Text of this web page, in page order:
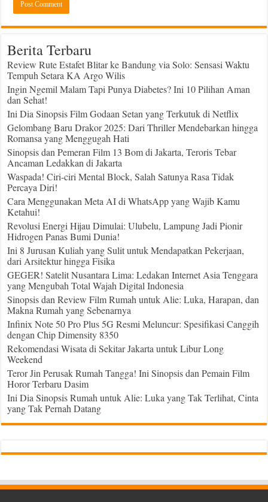
Berita Terbaru
Review Rute Estafet Blitar ke Bandung via Solo: Sensasi Waktu
Tempuh Setara KA Argo Wilis
Ingin Ngemil Malam Tapi Punya Diabetes? Ini 10 Pilihan Aman
dan Sehat!
Ini Dia Sinopsis Film Godaan Setan yang Terkutuk di Netflix
Gelombang Baru Drakor 2025: Dari Thriller Mendebarkan hingga
Romansa yang Menggugah Hati
Sinopsis dan Pemeran Film 13 Bom di Jakarta, Teroris Tebar
Ancaman Ledakkan di Jakarta
Waspada! Ciri-ciri Mental Block, Salah Satunya Rasa Tidak
Percaya Diri!
Cara Menggunakan Meta AI di WhatsApp yang Wajib Kamu
Ketahui!
Revolusi Energi Hijau Dimulai: Ulubelu, Lampung Jadi Pionir
Hidrogen Panas Bumi Dunia!
Ini 8 Jurusan Kuliah yang Sulit untuk Mendapatkan Pekerjaan,
dari Arsitektur hingga Fisika
GEGER! Satelit Nusantara Lima: Ledakan Internet Asia Tenggara
yang Mengubah Total Wajah Digital Indonesia
Sinopsis dan Review Film Rumah untuk Alie: Luka, Harapan, dan
Makna Rumah yang Sebenarnya
Infinix Note 50 Pro Plus 5G Resmi Meluncur: Spesifikasi Canggih
dengan Chip Dimensity 8350
Rekomendasi Wisata di Sekitar Jakarta untuk Libur Long
Weekend
Teror Jin Perusak Rumah Tangga! Ini Sinopsis dan Pemain Film
Horor Terbaru Dasim
Ini Dia Sinopsis Rumah untuk Alie: Luka yang Tak Terlihat, Cinta
yang Tak Pernah Datang